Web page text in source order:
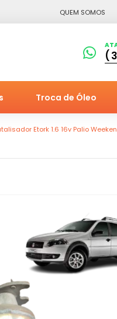
QUEM SOMOS
Troca de Óleo
Etork 1.6 16v Palio